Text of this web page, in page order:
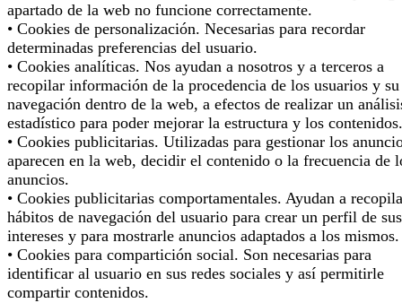
apartado de la web no funcione correctamente.
• Cookies de personalización. Necesarias para recordar
determinadas preferencias del usuario.
• Cookies analíticas. Nos ayudan a nosotros y a terceros a
recopilar información de la procedencia de los usuarios y su
navegación dentro de la web, a efectos de realizar un
estadístico para poder mejorar la estructura y los contenidos.
• Cookies publicitarias. Utilizadas para gestionar los
aparecen en la web, decidir el contenido o la frecuencia de
anuncios.
• Cookies publicitarias comportamentales. Ayudan a
hábitos de navegación del usuario para crear un perfil de sus
intereses y para mostrarle anuncios adaptados a los mismos.
• Cookies para compartición social. Son necesarias para
identificar al usuario en sus redes sociales y así permitirle
compartir contenidos.